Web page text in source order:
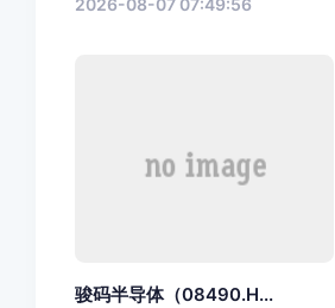
骏码半导体（08490.H...